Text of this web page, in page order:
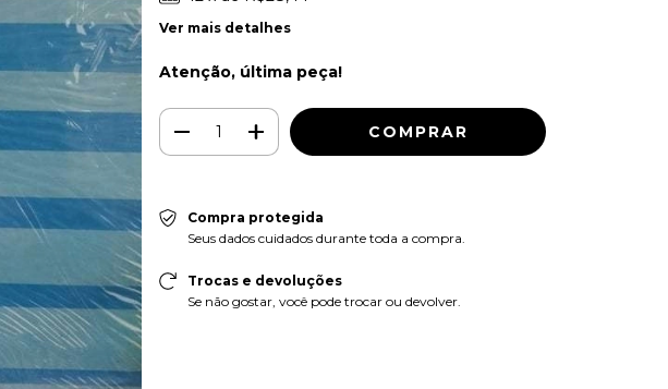
Ver mais detalhes
Atenção, última peça!
Compra protegida
Seus dados cuidados durante toda a compra.
Trocas e devoluções
Se não gostar, você pode trocar ou devolver.